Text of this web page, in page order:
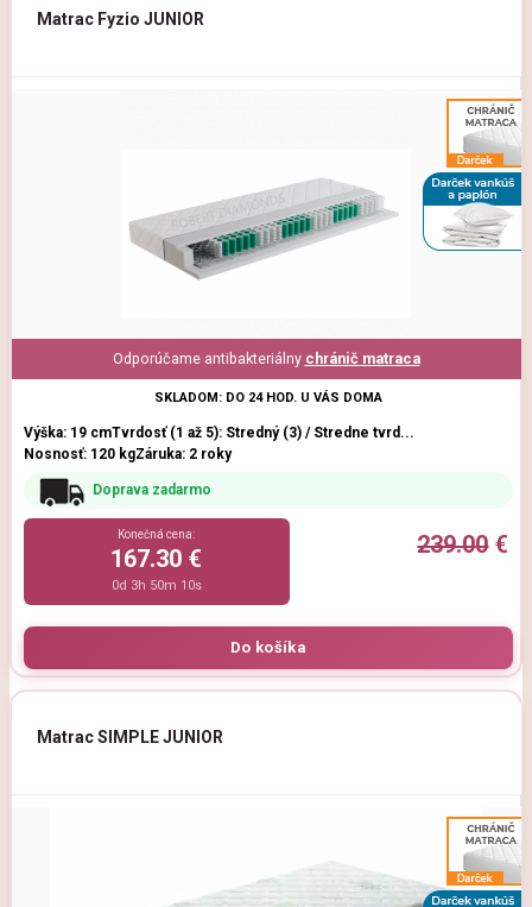
Matrac Fyzio JUNIOR
Odporúčame antibakteriálny chránič matraca
SKLADOM: DO 24 HOD. U VÁS DOMA
Výška: 19 cmTvrdosť (1 až 5): Stredný (3) / Stredne tvrd...
Nosnosť: 120 kgZáruka: 2 roky
Doprava zadarmo
239.00€
Konečná cena:
167.30 €
0d 3h 50m 9s
Matrac SIMPLE JUNIOR